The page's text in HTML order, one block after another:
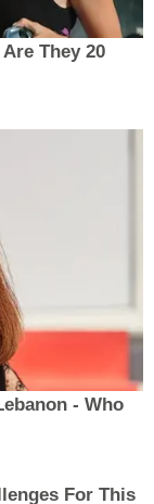
They 20
- Who
For This